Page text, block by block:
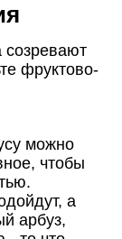
созревают
фруктово-
можно
чтобы
а
арбуз,